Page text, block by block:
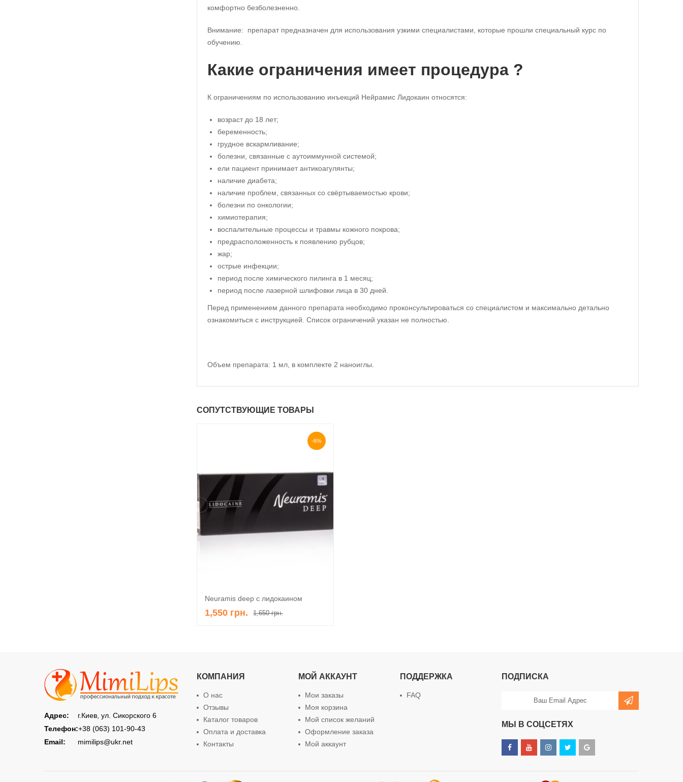
комфортно безболезненно.
Внимание: препарат предназначен для использования узкими специалистами, которые прошли специальный курс по
обучению.
Какие ограничения имеет процедура ?
К ограничениям по использованию инъекций Нейрамис Лидокаин относятся:
возраст до 18 лет;
беременность;
грудное вскармливание;
болезни, связанные с аутоиммунной системой;
ели пациент принимает антикоагулянты;
наличие диабета;
наличие проблем, связанных со свёртываемостью крови;
болезни по онкологии;
химиотерапия;
воспалительные процессы и травмы кожного покрова;
предрасположенность к появлению рубцов;
жар;
острые инфекции;
период после химического пилинга в 1 месяц;
период после лазерной шлифовки лица в 30 дней.
Перед применением данного препарата необходимо проконсультироваться со специалистом и максимально детально
ознакомиться с инструкцией. Список ограничений указан не полностью.
Объем препарата: 1 мл, в комплекте 2 наноиглы.
СОПУТСТВУЮЩИЕ ТОВАРЫ
-6%
В корзину
Neuramis deep c лидокаином
1,650грн.
1,550 грн.
Адрес:
г.Киев, ул. Сикорского 6
Телефон:+38 (063) 101-90-43
Email:
mimilips@ukr.net
КОМПАНИЯ
О нас
Отзывы
Каталог товаров
Оплата и доставка
Контакты
МОЙ АККАУНТ
Мои заказы
Моя корзина
Мой список желаний
Оформление заказа
Мой аккаунт
ПОДДЕРЖКА
FAQ
ПОДПИСКА
МЫ В СОЦСЕТЯХ